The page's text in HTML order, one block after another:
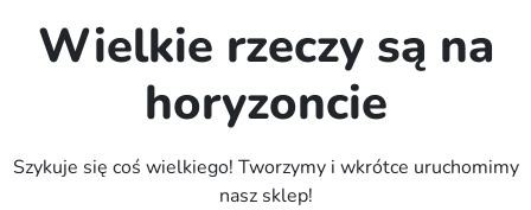
Wielkie rzeczy są na
horyzoncie
Szykuje się coś wielkiego! Tworzymy i wkrótce uruchomimy
nasz sklep!